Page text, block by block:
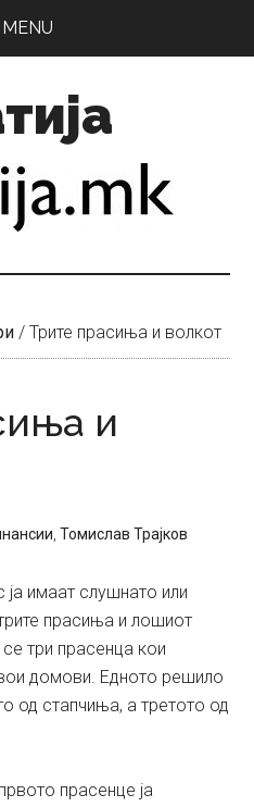
MENU
/ Трите прасиња и волкот
и
,Томислав Трајков
имаат слушнато или
прасиња и лошиот
три прасенца кои
домови. Едното решило
од стапчиња, а третото од
прасенце ја